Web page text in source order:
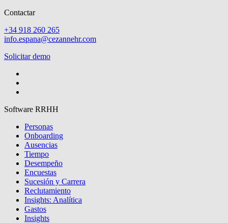
Contactar
+34 918 260 265
info.espana@cezannehr.com
Solicitar demo
Software RRHH
Personas
Onboarding
Ausencias
Tiempo
Desempeño
Encuestas
Sucesión y Carrera
Reclutamiento
Insights: Analítica
Gastos
Insights